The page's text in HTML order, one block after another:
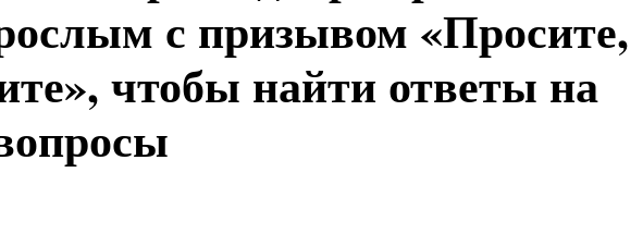
с призывом «Просите,
чтобы найти ответы на